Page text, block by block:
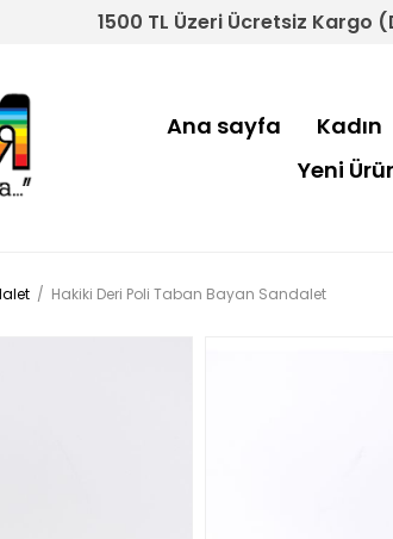
1500 TL Üzeri Ücretsiz
Ana sayfa Kadın
Yeni
/ Hakiki Deri Poli Taban Bayan Sandalet